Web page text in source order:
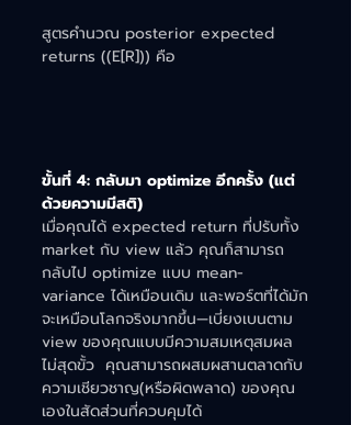
สูตรคำนวณ posterior expected
returns ((E[R])) คือ
ขั้นที่ 4: กลับมา optimize อีกครั้ง (แต่
ด้วยความมีสติ)
เมื่อคุณได้ expected return ที่ปรับทั้ง
market กับ view แล้ว คุณก็สามารถ
กลับไป optimize แบบ mean-
variance ได้เหมือนเดิม และพอร์ตที่ได้มัก
จะเหมือนโลกจริงมากขึ้น—เบี่ยงเบนตาม
view ของคุณแบบมีความสมเหตุสมผล
ไม่สุดขั้ว  คุณสามารถผสมผสานตลาดกับ
ความเชียวชาญ(หรือผิดพลาด) ของคุณ
เองในสัดส่วนที่ควบคุมได้